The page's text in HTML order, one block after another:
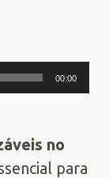
00:00
no
para